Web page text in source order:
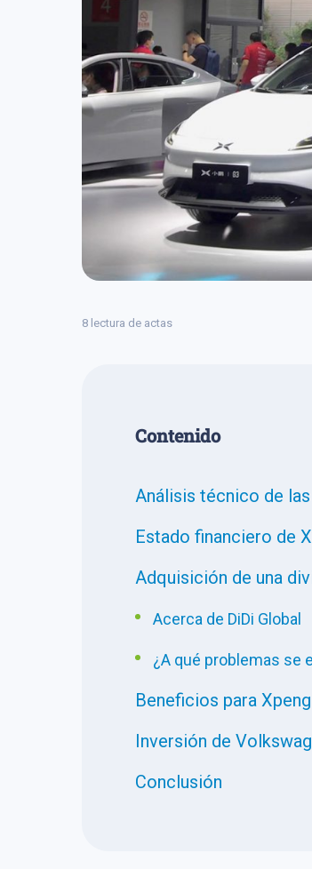
8 lectura de actas
Сontenido
Análisis técnico de
Estado financiero de
Adquisición de una
Acerca de DiDi Global
¿A qué problemas se
Beneficios para
Inversión de
Conclusión